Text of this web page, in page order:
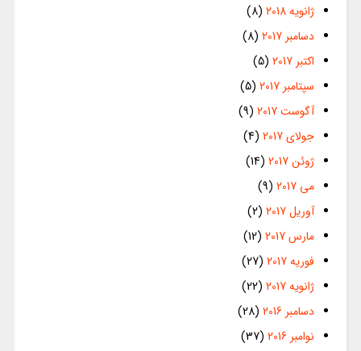
ژانویه 2018
(8)
دسامبر 2017
(8)
اکتبر 2017
(5)
سپتامبر 2017
(5)
آگوست 2017
(9)
جولای 2017
(4)
ژوئن 2017
(14)
می 2017
(9)
آوریل 2017
(2)
مارس 2017
(12)
فوریه 2017
(27)
ژانویه 2017
(22)
دسامبر 2016
(28)
نوامبر 2016
(37)